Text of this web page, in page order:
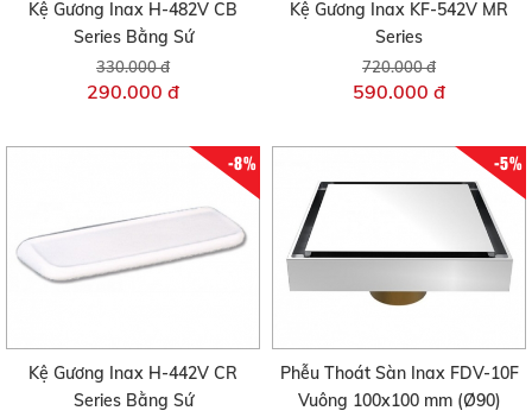
Kệ Gương Inax H-482V CB
Series Bằng Sứ
330.000 đ
290.000 đ
Kệ Gương Inax KF-542V MR
Series
720.000 đ
590.000 đ
-8%
Kệ Gương Inax H-442V CR
Series Bằng Sứ
-5%
Phễu Thoát Sàn Inax FDV-10F
Vuông 100x100 mm (Ø90)